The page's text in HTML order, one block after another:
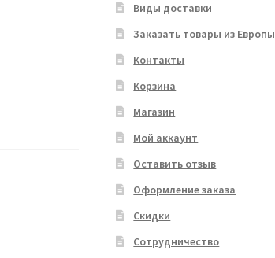
Виды доставки
Заказать товары из Европы
Контакты
Корзина
Магазин
Мой аккаунт
Оставить отзыв
Оформление заказа
Скидки
Сотрудничество